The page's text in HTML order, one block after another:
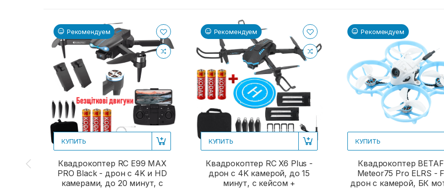
Рекомендуем
КУПИТЬ
Квадрокоптер RC E99 MAX
PRO Black - дрон с 4K и HD
камерами, до 20 минут, с
Рекомендуем
КУПИТЬ
Квадрокоптер RC X6 Plus -
дрон с 4K камерой, до 15
минут, с кейсом +
Рекомендуем
КУПИТЬ
Квадрокоптер
Meteor75 Pro ELRS -
дрон с камерой, БК